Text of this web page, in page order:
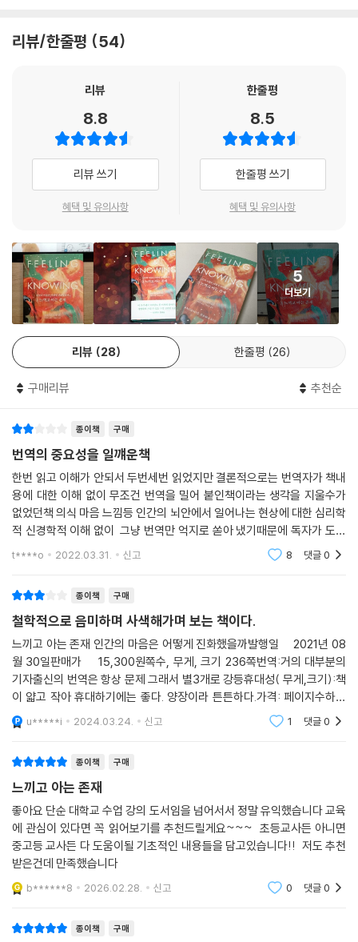
낌이라는 혼합적 과정을 통해 의식 생성에 기여한다. 나는 느낌이 의식 있
는 마음의 생성에 핵심적인 기여를 한다고 생각한다.
디킨슨은 마음에 대한 유기체적 관점과 인간 영혼에 대한 근대적인 개념을
확실히 가지고 있었다. 하지만 결국 하늘보다 넓은 것은 뇌가 아니라 생명
자체였다. 생명은 몸, 뇌, 마음, 느낌, 의식을 낳았기 때문이다. 우주 전체보
다 큰 것은 생명이다. 물질과 과정으로서의 생명, 생각과 창조를 가능하게
하는 생명 말이다.
---「뇌는 하늘보다 넓다」중에서
이 책 《느끼고 아는 존재》는 그동안 그가 의식의 문제에 천착해온 결과를
낌》, 《스피노자의 뇌》와 이 3부작의 외전 격인 《느낌의 진화》에서 제시된
그의 방대한 설명들을 포괄적으로 정리해낸 “의식을 향한 다마지오 사상
의 결정판”이라고 할 수 있다.
다마지오의 문장은 난해하다. 본인도 인정하듯이 그동안 다마지오가 쓴 책
들은 독자들이 그 내용을 “즐기기는커녕 제대로 따라가기 어려웠다”는 치
명적인 아킬레스건을 가지고 있다. 사실 내용 자체도 난해하지만 그 내용
자들의 “원성”과 본인의 “반성”을 적극적으로 반영한 책이다. 저자는 전
작들과는 사뭇 다르게 핵심적인 아이디어들에 대한 요약을 비교적 “정성
스럽게” 했고, 특유의 난해한 문장들도 최대한 독자들이 이해하기 쉽게 여
러 번 고친 흔적들이 보인다. 하지만 여전히 다마지오의 도전적인 아이디
어와 생각은 이 책에서도 계속된다. 다마지오는 이 책에서 그동안 불가사
의의 존재로 “잘못 생각되던” 의식에 대해 짧지만 결코 표면적이지 않게
다루고 있다.
_ 역자의 말 중에서
“우리의 경험과 의식을 가능하게 하는 것은 ‘느낌’이며,
마음이 없으면 인간의 의식도 나타날 수 없다!”
이 책은 총 4개의 장으로 구성되어 있다. 각 장의 순서는 곧 인간에게 의식
이라는 발달된 능력이 출현하는 과정이기도 하다. 1장 존재에 관하여에서
다마지오는 생명 그 자체에 내재된 항상성의 능력에 주목한다. 그에 따르
면 생명은 생각, 느낌이나 이성, 마음이나 의식 없이도 계속되어 왔다. 태초
의 생명체들은 다른 생명체들과 주변 환경을 감각(sensing)하고 그 감각
능력과 균형 감각에 근거해 생명 현상을 이어왔다. 그러나 생명체의 구조
가 복잡해지고 더 높은 수준의 기능적 조절이 필요하게 되자 생명의 보다
효율적인 유지를 위해 신경계가 출현하게 된다. 내분비계, 호흡계, 소화계,
면역계, 생식계 등 차별화된 체계를 갖춘 복잡한 다세포 생물은 이 신경계
의 결정적인 도움을 받았으며, 신경계를 갖춘 유기체들은 신경계가 만들어
낸 심상, 느낌, 의식, 창의성, 문화 등의 결정적인 도움을 받게 됐다.
2장 마음과 표상이라는 새로운 기술에 관하여에서는 신경계가 촉발하는
해 하나의 지도화된 패턴들을 만들어내는 기저에 관한 다마지오의 아이디
어들이 제시된다. 3장 느낌에 관하여는 다마지오의 의식 연구에서 핵심적
인 개념인 ‘느낌(feeling)’에 대한 가장 간명하면서도 압축적인 해설이 담
겼다. 그에 따르면 느낌은 신경계가 우리 내부와 직접적인 접촉을 함으로
써 존재하는 것으로 유기체가 항상성 명령에 따라 잘 작동하고 있는지 여
부, 즉 생명 유지와 생존에 도움을 주는 방식으로 유기체가 작동하고 있는
지에 대한 직접적인 정보를 전달해준다. 그리고 이때의 느낌은 단순히 신
우리 신체 사이의 밀접한 대화로 발생하는 매우 혼합적인 과정에 가깝다.
- 정재승 (뇌과학자, 『과학콘서트』, 『열두 발자국』 저자)
따라야 할까? 이 책 《느끼고 아는 존재》는 말하자면 다마지오에게 직접 듣
는 ‘의식 레시피’다. 이 레시피에 따르면 감각을 처리하는 신경 지도들은 이
미지의 기초가 되고, 이미지는 마음의 내용물을 이룬다. 다마지오가 제시
으로 나누어지는 느낌은 온몸 구석구석 퍼진 신경계와 유기체, 즉 ‘목 아
래’의 몸 사이 상호작용을 통해 만들어지는데, 이 상호작용은 신경계와 몸
이 우리 내부에서 서로 ‘엉겨 붙어 있다’고 해야 할 정도 너무나 직접적이고
본질적인 정보를 실시간으로 업데이트한다. 다마지오에 따르면, 뇌와 몸이
합작하여 만들어내는 이 ‘존재’의 느낌 또는 ‘생명’의 느낌이야말로 의식의
바탕이 된다.
《느끼고 아는 존재》에서 다마지오는 자신의 의식 이론을 기본 개념부터 차
근차근 설명해주고 있다. 또한 그 과정에서 의식과 관련된 잘못된 상식과
널리 퍼진 개념적 오류들을 지적하기도 한다. 다마지오 의식 이론의 전모
를 알고 싶은 이들, 우리가 어떻게 뭔가를 느끼는 존재가 되었는지를 알고
- 문규민 (중앙대학교 인문콘텐츠연구소 HK 연구교수)
리뷰/한줄평 54
리뷰
8.8
리뷰 쓰기
혜택 및 유의사항
한줄평
8.5
한줄평 쓰기
혜택 및 유의사항
5
더보기
리뷰 28 한줄평 26
구매리뷰 추천순
종이책 구매
번역의 중요성을 일꺠운책
한번 읽고 이해가 안되서 두번세번 읽었지만 결론적으로는 번역자가 책내
용에 대한 이해 없이 무조건 번역을 밀어 붙인책이라는 생각을 지울수가
없었던책 의식 마음 느낌등 인간의 뇌안에서 일어나는 현상에 대한 심리학
적 신경학적 이해 없이 그냥 번역만 억지로 쏟아 냈기때문에 독자가 도저
히 이해할수가 없는 수백년전 고전처럼 해독이 필요한 책이 되버린책 번역
t****o 2022.03.31. 신고 8 댓글0
종이책 구매
철학적으로 음미하며 사색해가며 보는 책이다.
느끼고 아는 존재 인간의 마음은 어떻게 진화했을까발행일 2021년 08
월 30일판매가 15,300원쪽수, 무게, 크기 236쪽번역:거의 대부분의
기자출신의 번역은 항상 문제 그래서 별3개로 강등휴대성( 무게,크기):책
이 얇고 작아 휴대하기에는 좋다. 양장이라 튼튼하다.가격: 페이지수하고
크기에 비해서 가격은 좀 많이 비싼편이다.내용:뇌과학자의 책인데 비해서
인간의 가장 어려운
u*****i 2024.03.24. 신고 1 댓글0
종이책 구매
느끼고 아는 존재
좋아요 단순 대학교 수업 강의 도서임을 넘어서서 정말 유익했습니다 교육
에 관심이 있다면 꼭 읽어보기를 추천드릴게요~~~ 초등교사든 아니면
중고등 교사든 다 도움이될 기초적인 내용들을 담고있습니다!! 저도 추천
받은건데 만족했습니다
b******8 2026.02.28. 신고 0 댓글0
종이책 구매